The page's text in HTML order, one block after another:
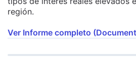
región.
Ver Informe completo